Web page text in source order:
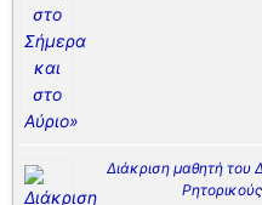
Διάκριση μαθητή του